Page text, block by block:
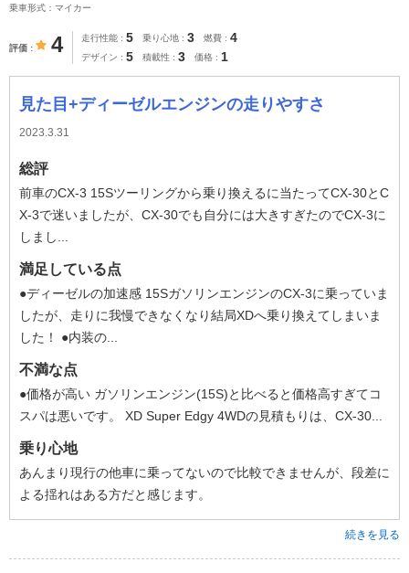
乗車形式：マイカー
評価 4 走行性能 5 乗り心地 3 燃費 4
デザイン 5 積載性 3 価格 1
見た目+ディーゼルエンジンの走りやすさ
2023.3.31
総評
前車のCX-3 15Sツーリングから乗り換えるに当たってCX-30とC
X-3で迷いましたが、CX-30でも自分には大きすぎたのでCX-3に
しまし...
満足している点
●ディーゼルの加速感 15SガソリンエンジンのCX-3に乗っていま
したが、走りに我慢できなくなり結局XDへ乗り換えてしまいま
した！ ●内装の...
不満な点
●価格が高い ガソリンエンジン(15S)と比べると価格高すぎてコ
スパは悪いです。 XD Super Edgy 4WDの見積もりは、CX-30...
乗り心地
あんまり現行の他車に乗ってないので比較できませんが、段差に
よる揺れはある方だと感じます。
続きを見る